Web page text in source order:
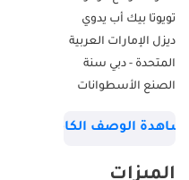
تويوتا بيك أب يدوي
ديزل الإمارات العربية
المتحدة - دبي سنة
الصنع الأسطوانات
الوصف الكامل
الميزات